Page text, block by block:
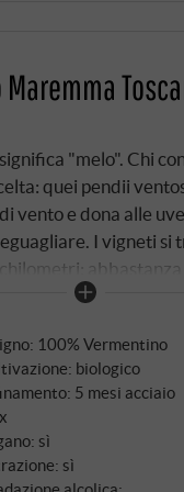
"melo". Chi
quei pendii
vento e dona alle
I vigneti
abbastanza
affinamento in
100% Vermentino
biologico
5 mesi acciaio
sì
sì